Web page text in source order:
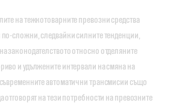
на тежкотоварните превозни средства
сложни, следвайки силните тенденции,
законодателството относно отделяните
и удължените интервали на смяна на
автоматични трансмисии също
отговорят на тези потребности на превозните